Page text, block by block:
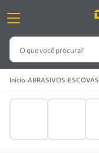
O que você procura?
Início›ABRASIVOS›ESCOVAS